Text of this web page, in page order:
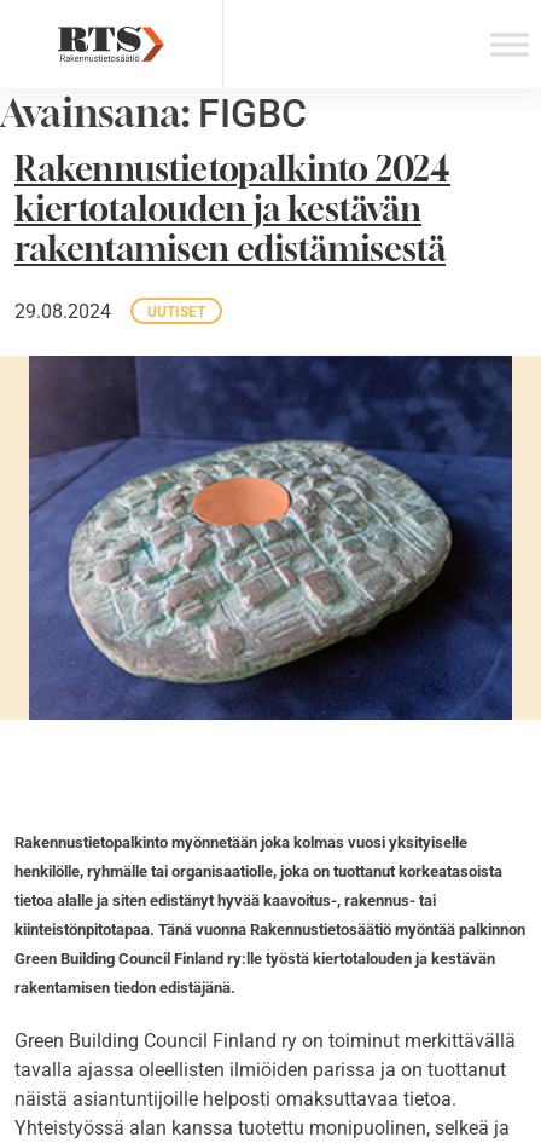
Avainsana: FIGBC
Rakennustietopalkinto 2024
kiertotalouden ja kestävän
rakentamisen edistämisestä
29.08.2024 UUTISET
Rakennustietopalkinto myönnetään joka kolmas vuosi yksityiselle
henkilölle, ryhmälle tai organisaatiolle, joka on tuottanut korkeatasoista
tietoa alalle ja siten edistänyt hyvää kaavoitus-, rakennus- tai
kiinteistönpitotapaa. Tänä vuonna Rakennustietosäätiö myöntää palkinnon
Green Building Council Finland ry:lle työstä kiertotalouden ja kestävän
rakentamisen tiedon edistäjänä.
Green Building Council Finland ry on toiminut merkittävällä
tavalla ajassa oleellisten ilmiöiden parissa ja on tuottanut
näistä asiantuntijoille helposti omaksuttavaa tietoa.
Yhteistyössä alan kanssa tuotettu monipuolinen, selkeä ja